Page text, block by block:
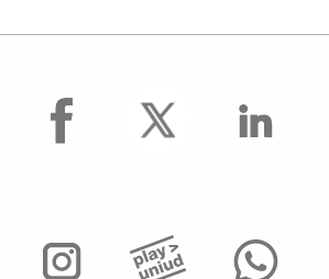
facebook